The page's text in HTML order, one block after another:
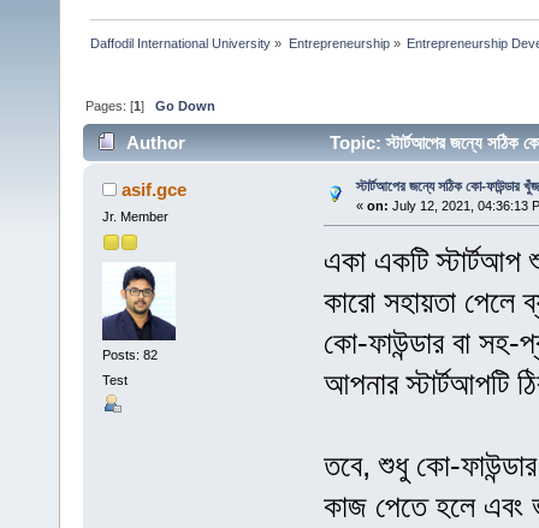
Daffodil International University » Entrepreneurship» Entrepreneurship
Pages: [1]Go Down
Author Topic: স্টার্টআপের জন্যে সঠিক
asif.gce
Jr. Member
Posts: 82
Test
স্টার্টআপের জন্যে সঠিক কো-ফাউন্ডার
« on: July 12, 2021, 04:36:13
একা একটি স্টার্টআপ
কারো সহায়তা পেলে
কো-ফাউন্ডার বা সহ-
আপনার স্টার্টআপটি
তবে, শুধু কো-
কাজ পেতে হলে এবং